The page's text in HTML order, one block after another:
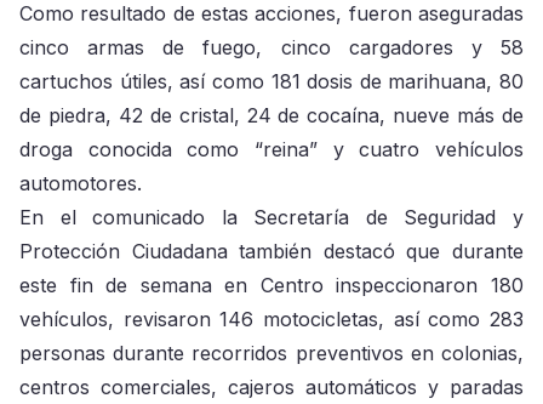
Como resultado de estas acciones, fueron aseguradas
cinco armas de fuego, cinco cargadores y 58
cartuchos útiles, así como 181 dosis de marihuana, 80
de piedra, 42 de cristal, 24 de cocaína, nueve más de
droga conocida como “reina” y cuatro vehículos
automotores.
En el comunicado la Secretaría de Seguridad y
Protección Ciudadana también destacó que durante
este fin de semana en Centro inspeccionaron 180
vehículos, revisaron 146 motocicletas, así como 283
personas durante recorridos preventivos en colonias,
centros comerciales, cajeros automáticos y paradas